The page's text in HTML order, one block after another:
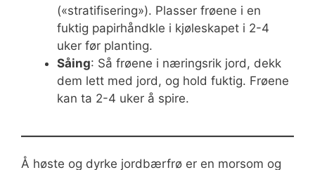
(«stratifisering»). Plasser frøene i en
fuktig papirhåndkle i kjøleskapet i 2-4
uker før planting.
Såing: Så frøene i næringsrik jord, dekk
dem lett med jord, og hold fuktig. Frøene
kan ta 2-4 uker å spire.
Å høste og dyrke jordbærfrø er en morsom og